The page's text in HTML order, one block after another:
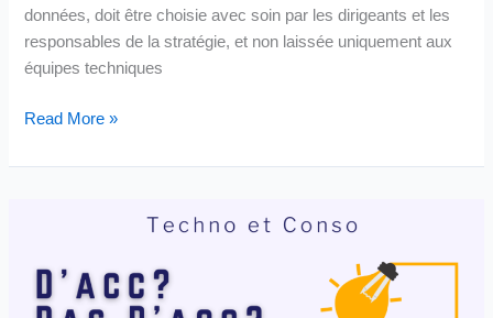
données, doit être choisie avec soin par les dirigeants et les
responsables de la stratégie, et non laissée uniquement aux
équipes techniques
L’architecture
Data
les
modèles
Read More »